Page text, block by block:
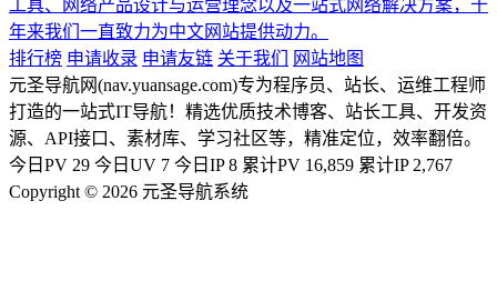
工具、网络产品设计与运营理念以及一站式网络解决方案，十
年来我们一直致力为中文网站提供动力。
排行榜 申请收录 申请友链 关于我们
网站地图
元圣导航网(nav.yuansage.com)专为程序员、站长、运维工程师
打造的一站式IT导航！精选优质技术博客、站长工具、开发资
源、API接口、素材库、学习社区等，精准定位，效率翻倍。
今日PV 29 今日UV 7 今日IP8 累计PV 16,859 累计IP 2,767
Copyright © 2026 元圣导航系统